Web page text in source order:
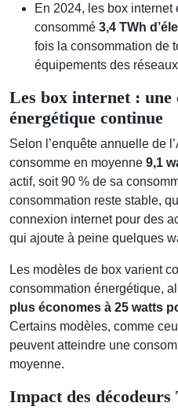
En 2024, les box internet
consommé 3,4 TWh
fois la consommation de
équipements des
Les box internet : une
énergétique continue
Selon l’enquête annuelle de
consomme en moyenne 9,1
actif, soit 90 % de sa
consommation reste stable,
connexion internet pour des
qui ajoute à peine quelques
Les modèles de box varient
consommation énergétique,
plus économes à 25 watts
Certains modèles, comme
peuvent atteindre une
moyenne.
Impact des